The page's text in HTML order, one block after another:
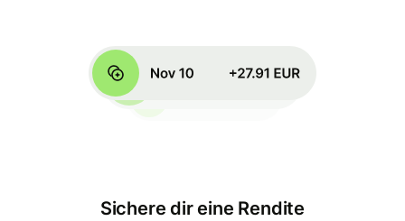
Sichere dir eine Rendite